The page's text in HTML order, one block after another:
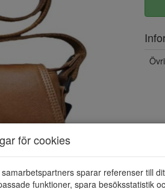
för cookies
sparar referenser till
funktioner, spara besöksstatistik